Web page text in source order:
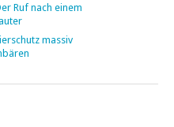
Ruf nach einem
massiv